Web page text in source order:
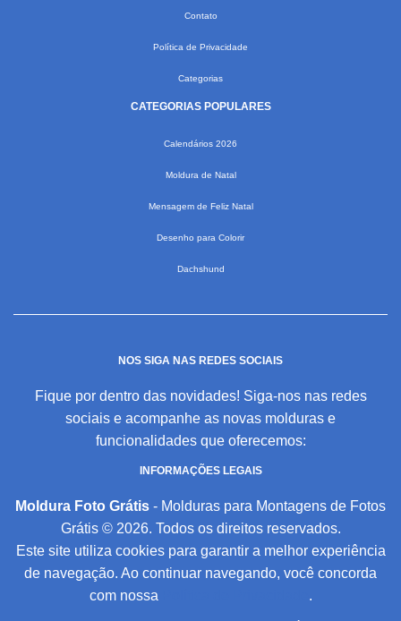
Contato
Política de Privacidade
Categorias
CATEGORIAS POPULARES
Calendários 2026
Moldura de Natal
Mensagem de Feliz Natal
Desenho para Colorir
Dachshund
NOS SIGA NAS REDES SOCIAIS
Fique por dentro das novidades! Siga-nos nas redes
sociais e acompanhe as novas molduras e
funcionalidades que oferecemos:
INFORMAÇÕES LEGAIS
Moldura Foto Grátis - Molduras para Montagens de Fotos
Grátis © 2026. Todos os direitos reservados.
Este site utiliza cookies para garantir a melhor experiência
de navegação. Ao continuar navegando, você concorda
com nossa
.